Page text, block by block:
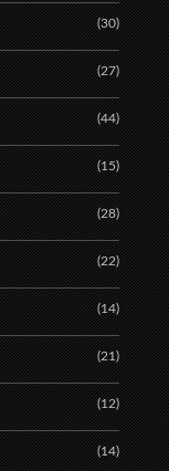
(30)
(27)
(44)
(15)
(28)
(22)
(14)
(21)
(12)
(14)